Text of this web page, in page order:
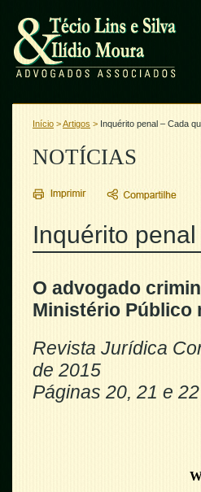
Início >Artigos > Inquérito penal – Cada
NOTÍCIAS
Inquérito
O advogado
Ministério Público
Revista Jurídica
de 2015
Páginas 20, 21 e 22